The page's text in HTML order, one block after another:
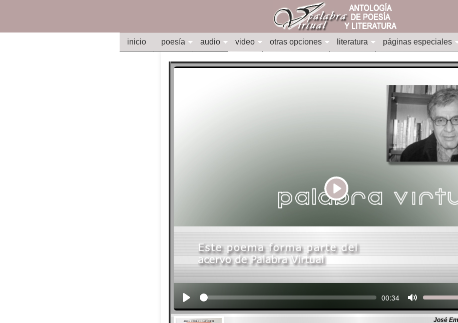
inicio poesía audio video otras opciones literatura páginas especiales
Play
Seek Current
00:34
José